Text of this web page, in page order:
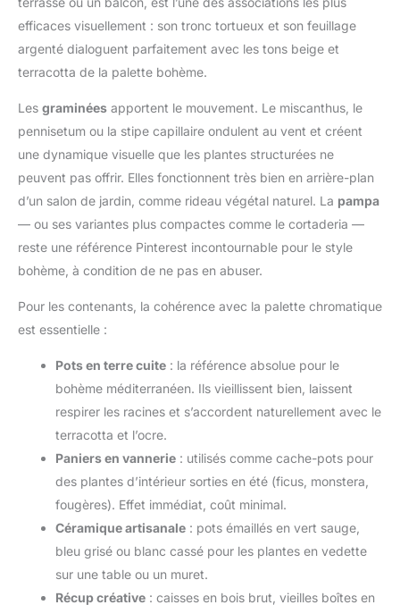
efficaces visuellement : son tronc tortueux et son feuillage
argenté dialoguent parfaitement avec les tons beige et
terracotta de la palette bohème.
Les graminées apportent le mouvement. Le miscanthus, le
pennisetum ou la stipe capillaire ondulent au vent et créent
une dynamique visuelle que les plantes structurées ne
peuvent pas offrir. Elles fonctionnent très bien en arrière-plan
d’un salon de jardin, comme rideau végétal naturel. La pampa
— ou ses variantes plus compactes comme le cortaderia —
reste une référence Pinterest incontournable pour le style
bohème, à condition de ne pas en abuser.
Pour les contenants, la cohérence avec la palette chromatique
est essentielle :
Pots en terre cuite : la référence absolue pour le
bohème méditerranéen. Ils vieillissent bien, laissent
respirer les racines et s’accordent naturellement avec le
terracotta et l’ocre.
Paniers en vannerie : utilisés comme cache-pots pour
des plantes d’intérieur sorties en été (ficus, monstera,
fougères). Effet immédiat, coût minimal.
Céramique artisanale : pots émaillés en vert sauge,
bleu grisé ou blanc cassé pour les plantes en vedette
sur une table ou un muret.
Récup créative : caisses en bois brut, vieilles boîtes en